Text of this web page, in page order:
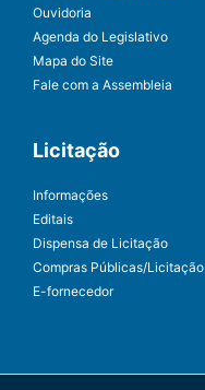
Ouvidoria
Agenda do Legislativo
Mapa do Site
Fale com a Assembleia
Licitação
Informações
Editais
Dispensa de Licitação
Compras Públicas/Licitação
E-fornecedor